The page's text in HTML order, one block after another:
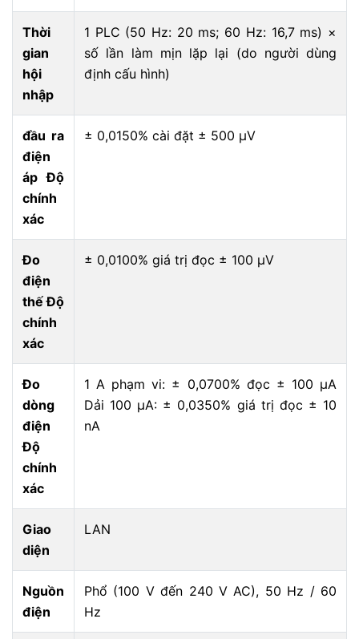
Thời
gian
hội
nhập
1 PLC (50 Hz: 20 ms; 60 Hz: 16,7 ms) ×
số lần làm mịn lặp lại (do người dùng
định cấu hình)
đầu ra
điện
áp Độ
chính
xác
± 0,0150% cài đặt ± 500 μV
Đo
điện
thế Độ
chính
xác
± 0,0100% giá trị đọc ± 100 μV
Đo
dòng
điện
Độ
chính
xác
1 A phạm vi: ± 0,0700% đọc ± 100 μA
Dải 100 μA: ± 0,0350% giá trị đọc ± 10
nA
Giao
diện
LAN
Nguồn
điện
Phổ (100 V đến 240 V AC), 50 Hz / 60
Hz